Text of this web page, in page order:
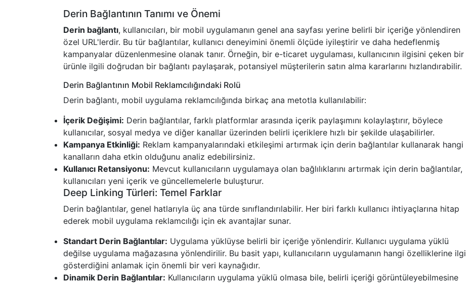
Derin Bağlantının Tanımı ve Önemi
Derin bağlantı, kullanıcıları, bir mobil uygulamanın genel ana sayfası yerine belirli bir içeriğe yönlendiren
özel URL'lerdir. Bu tür bağlantılar, kullanıcı deneyimini önemli ölçüde iyileştirir ve daha hedeflenmiş
kampanyalar düzenlenmesine olanak tanır. Örneğin, bir e-ticaret uygulaması, kullanıcının ilgisini çeken bir
ürünle ilgili doğrudan bir bağlantı paylaşarak, potansiyel müşterilerin satın alma kararlarını hızlandırabilir.
Derin Bağlantının Mobil Reklamcılığındaki Rolü
Derin bağlantı, mobil uygulama reklamcılığında birkaç ana metotla kullanılabilir:
İçerik Değişimi: Derin bağlantılar, farklı platformlar arasında içerik paylaşımını kolaylaştırır, böylece
kullanıcılar, sosyal medya ve diğer kanallar üzerinden belirli içeriklere hızlı bir şekilde ulaşabilirler.
Kampanya Etkinliği: Reklam kampanyalarındaki etkileşimi artırmak için derin bağlantılar kullanarak hangi
kanalların daha etkin olduğunu analiz edebilirsiniz.
Kullanıcı Retansiyonu: Mevcut kullanıcıların uygulamaya olan bağlılıklarını artırmak için derin bağlantılar,
kullanıcıları yeni içerik ve güncellemelerle buluşturur.
Deep Linking Türleri: Temel Farklar
Derin bağlantılar, genel hatlarıyla üç ana türde sınıflandırılabilir. Her biri farklı kullanıcı ihtiyaçlarına hitap
ederek mobil uygulama reklamcılığı için ek avantajlar sunar.
Standart Derin Bağlantılar: Uygulama yüklüyse belirli bir içeriğe yönlendirir. Kullanıcı uygulama yüklü
değilse uygulama mağazasına yönlendirilir. Bu basit yapı, kullanıcıların uygulamanın hangi özelliklerine ilgi
gösterdiğini anlamak için önemli bir veri kaynağıdır.
Dinamik Derin Bağlantılar: Kullanıcıların uygulama yüklü olmasa bile, belirli içeriği görüntüleyebilmesine